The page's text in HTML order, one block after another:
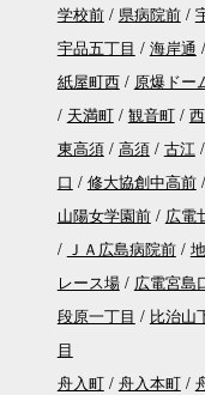
学校前
県病院前
宇品五丁目
海岸通
紙屋町西
原爆ドー
天満町
観音町
東高須
高須 古江
口
修大協創中高前
山陽女学園前
広電
ＪＡ広島病院前
レース場
広電宮島
段原一丁目
比治山
目
舟入町
舟入本町